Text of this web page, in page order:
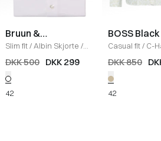
Bruun &
Stengade
Slim fit/ Albin Skjorte /
WHITE
DKK 500 DKK 299
42
BOSS Black
Casual fit/ C-
Skjorte/ SAND
DKK 850
42